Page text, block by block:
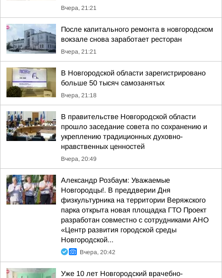
Вчера, 21:21
После капитального ремонта в новгородском
вокзале снова заработает ресторан
Вчера, 21:21
В Новгородской области зарегистрировано
больше 50 тысяч самозанятых
Вчера, 21:18
В правительстве Новгородской области
прошло заседание совета по сохранению и
укреплению традиционных духовно-
нравственных ценностей
Вчера, 20:49
Александр Розбаум: Уважаемые
Новгородцы!. В преддверии Дня
физкультурника на территории Веряжского
парка открыта новая площадка ГТО Проект
разработан совместно с сотрудниками АНО
«Центр развития городской среды
Новгородской...
Вчера, 20:42
Уже 10 лет Новгородский врачебно-